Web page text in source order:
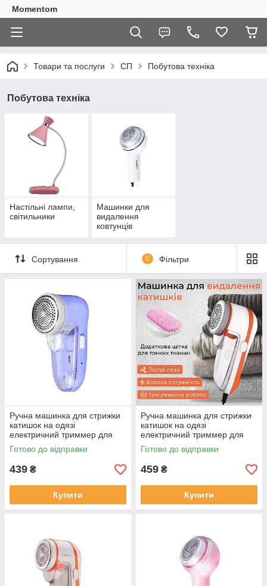
Momentom
Товари та послуги СП Побутова техніка
Побутова техніка
Настільні лампи,
світильники
Машинки для
видалення
ковтунців
Сортування 0 Фільтри
Ручна машинка для стрижки
катишок на одязі
електричний триммер для
видалення ковтунців від
мережі Sokany SK-866
Готово до відправки
439 ₴
Купити
Ручна машинка для стрижки
катишок на одязі
електричний триммер для
видалення ковтунців від
мережі Gemei GM-231
Готово до відправки
459 ₴
Купити